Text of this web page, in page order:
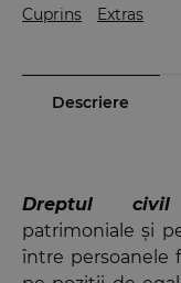
Cuprins Extras
Descriere
Dreptul civil
patrimoniale și
între persoanele